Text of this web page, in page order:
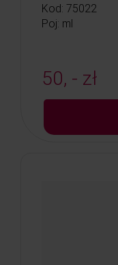
Kod: 75022
Poj: ml
50, - zł